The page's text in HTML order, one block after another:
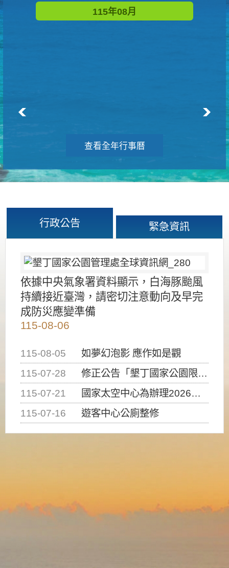
115年08月
查看全年行事曆
行政公告 緊急資訊
依據中央氣象署資料顯示，白海豚颱風
持續接近臺灣，請密切注意動向及早完
成防災應變準備
115-08-06
115-08-05
如夢幻泡影 應作如是觀
115-07-28
修正公告「墾丁國家公園限制水域遊憩活動之種類、範圍、時間及行為」，自即日生效。
115-07-21
國家太空中心為辦理2026台灣盃火箭競賽，陸、海、空域警戒及協調相關事宜，因颱風備案事宜
115-07-16
遊客中心公廁整修